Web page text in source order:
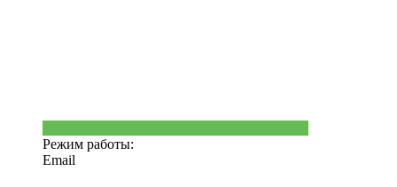
Режим работы:
Email